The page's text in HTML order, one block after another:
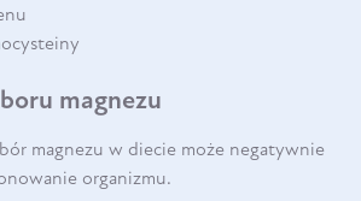
magnezu
magnezu w diecie może negatywnie
organizmu.